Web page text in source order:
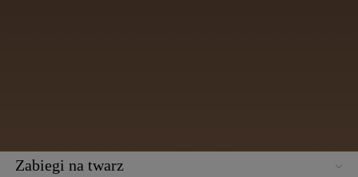
Zabiegi na twarz